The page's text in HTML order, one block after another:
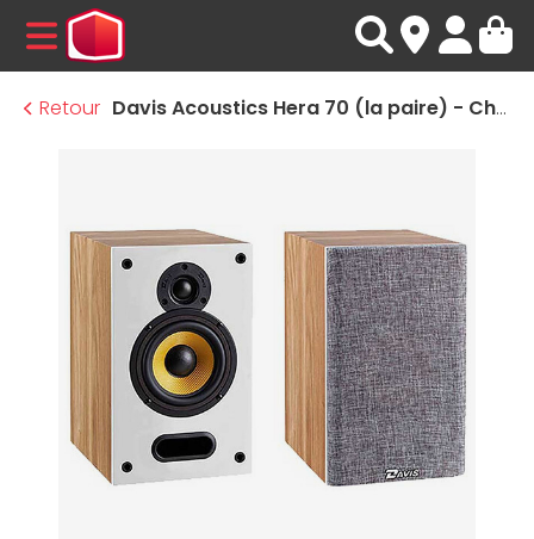
MENU
Retour
Davis Acoustics Hera 70 (la paire) - Chêne clair